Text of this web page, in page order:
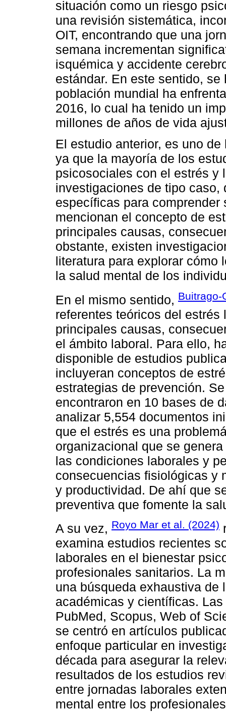
situación como un riesgo
una revisión sistemática,
OIT, encontrando que una
semana incrementan
isquémica y accidente
estándar. En este sentido,
población mundial ha
2016, lo cual ha tenido un
millones de años de vida
El estudio anterior, es uno
ya que la mayoría de los
psicosociales con el estrés y
investigaciones de tipo
específicas para
mencionan el concepto de
principales causas,
obstante, existen
literatura para explorar cómo
la salud mental de los
En el mismo sentido, Buitrago-
referentes teóricos del
principales causas,
el ámbito laboral. Para ello,
disponible de estudios
incluyeran conceptos de
estrategias de prevención.
encontraron en 10 bases de
analizar 5,554 documentos
que el estrés es una
organizacional que se
las condiciones laborales y
consecuencias fisiológicas y
y productividad. De ahí que
preventiva que fomente la
A su vez, Royo Mar et al. (2024)
examina estudios recientes
laborales en el bienestar
profesionales sanitarios. La
una búsqueda exhaustiva de
académicas y científicas.
PubMed, Scopus, Web of
se centró en artículos
enfoque particular en
década para asegurar la
resultados de los estudios
entre jornadas laborales
mental entre los